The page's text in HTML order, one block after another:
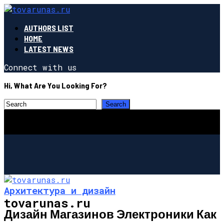
AUTHORS LIST
HOME
LATEST NEWS
Connect with us
Hi, What Are You Looking For?
tovarunas.ru
Архитектура и дизайн
Дизайн Магазинов Электроники Как